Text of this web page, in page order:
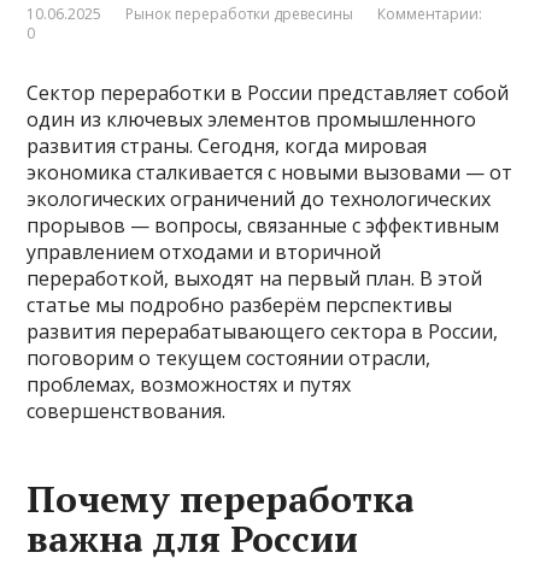
10.06.2025 Рынок переработки древесины
Комментарии:
0
Сектор переработки в России представляет собой
один из ключевых элементов промышленного
развития страны. Сегодня, когда мировая
экономика сталкивается с новыми вызовами — от
экологических ограничений до технологических
прорывов — вопросы, связанные с эффективным
управлением отходами и вторичной
переработкой, выходят на первый план. В этой
статье мы подробно разберём перспективы
развития перерабатывающего сектора в России,
поговорим о текущем состоянии отрасли,
проблемах, возможностях и путях
совершенствования.
Почему переработка
важна для России